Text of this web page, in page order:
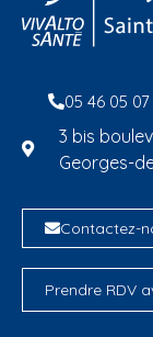
05 46 05
3 bis
Georges-
Contactez-
Prendre RDV